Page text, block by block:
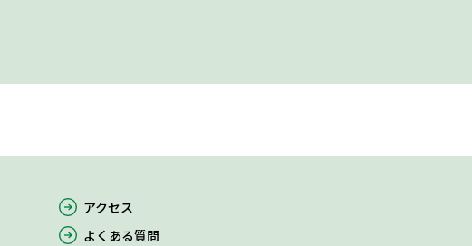
アクセス
よくある質問